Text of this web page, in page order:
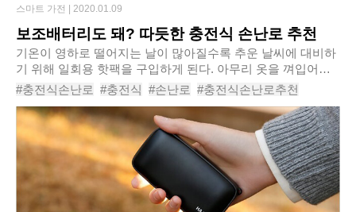
보조배터리도 돼? 따듯한 충전식 손난로 추천
기온이 영하로 떨어지는 날이 많아질수록 추운 날씨에 대비하
기 위해 일회용 핫팩을 구입하게 된다. 아무리 옷을 껴입어도
추위가 느껴질 때 핫팩을 품고 있으면 핫팩이 온기를 내뿜어
든든하게 느껴지기 때문이다. 그런데 시..
#충전식손난로 #충전식 #손난로 #충전식손난로추천
#추천 #손난로추천 #휴대용손난로 #손난로보조배터리
#보조배터리 #보조배터리손난로
스마트 가전 | 2020.01.09